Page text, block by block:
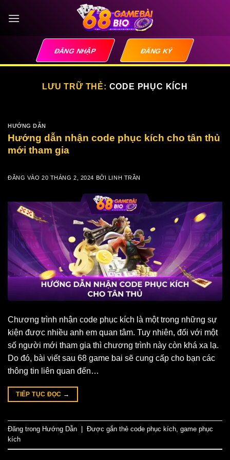
qua
ĐĂNG NHẬP ĐĂNG KÝ
LƯU TRỮ THẺ: CODE PHỤC KÍCH
HƯỚNG DẪN
Hướng dẫn nhận code phục kích cho tân thủ
mới tham gia
ĐĂNG VÀO20 THÁNG 2, 2024 BỞI LINH TRẦN
Chương trình nhận code phục kích là một trong những sự
kiện được nhiều anh em quan tâm. Tuy nhiên, đối với một
số người mới tham gia thì chương trình này còn khá xa lạ.
Do đó, bài viết sau 68 game bai sẽ cung cấp cho bạn các
thông tin liên quan đến…
TIẾP TỤC ĐỌC →
Đăng trong Hướng Dẫn Được gắn thẻ code phục kích game phục
kích